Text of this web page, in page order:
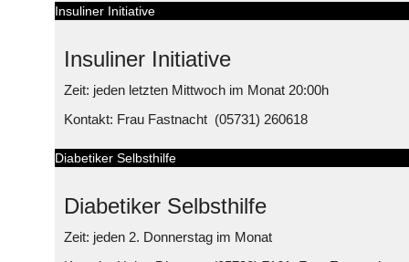
Insuliner Initiative
Insuliner Initiative
Zeit: jeden letzten Mittwoch im Monat 20:00h
Kontakt: Frau Fastnacht (05731) 260618
Diabetiker Selbsthilfe
Diabetiker Selbsthilfe
Zeit: jeden 2. Donnerstag im Monat